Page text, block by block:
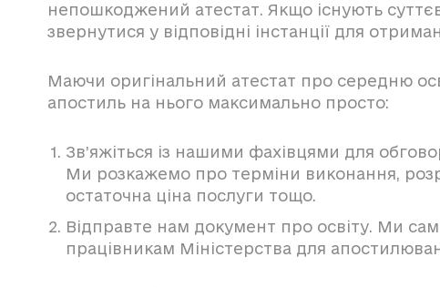
непошкоджений атестат. Якщо існують
звернутися у відповідні інстанції для
Маючи оригінальний атестат про середню
апостиль на нього максимально просто:
Зв’яжіться із нашими фахівцями для
Ми розкажемо про терміни виконання,
остаточна ціна послуги тощо.
Відправте нам документ про освіту. Ми
працівникам Міністерства для